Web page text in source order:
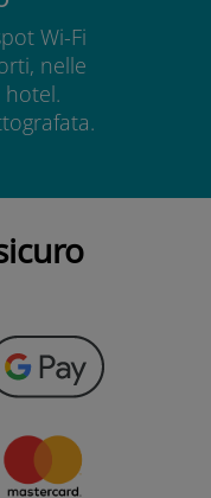
Wi-Fi
nelle